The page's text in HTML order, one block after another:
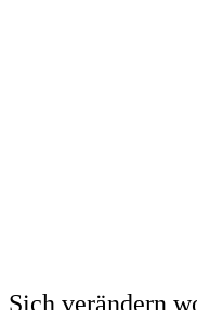
Sich verändern